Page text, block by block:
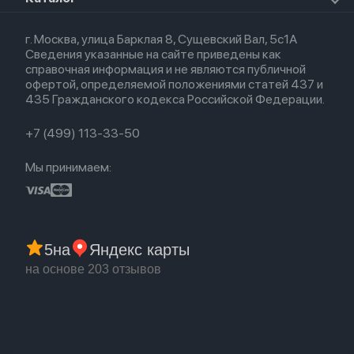
Airpods 2
Airpods (1-е)
Для Apple Watch
Политика конфиденциальности
Оплата и доставка
Партнерская программа
Гарантия
Обмен и возврат
Trade-in
Новые поступления
Популярное
Акции
г. Москва, улица Барклая 8, Сущевский Вал, 5с1А
Сведения указанные на сайте приведены как
справочная информация и не являются публичной
офертой, определяемой положениями статей 437 и
435 Гражданского кодекса Российской Федерации.
+7 (499) 113-33-50
Мы принимаем:
5на Яндекс карты
на основе 203 отзывов